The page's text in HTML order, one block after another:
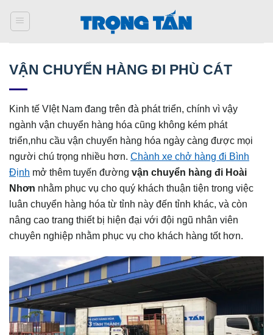
qua
VẬN CHUYỂN HÀNG ĐI PHÙ CÁT
Kinh tế VIệt Nam đang trên đà phát triển, chính vì vậy
ngành vận chuyển hàng hóa cũng không kém phát
triển,nhu cầu vận chuyển hàng hóa ngày càng được mọi
người chú trọng nhiều hơn. Chành xe chở hàng đi Bình
Định mở thêm tuyến đường vận chuyển hàng đi Hoài
Nhơn nhằm phục vụ cho quý khách thuận tiện trong việc
luân chuyển hàng hóa từ tỉnh này đến tỉnh khác, và còn
nâng cao trang thiết bị hiện đại với đội ngũ nhân viên
chuyên nghiệp nhằm phục vụ cho khách hàng tốt hơn.